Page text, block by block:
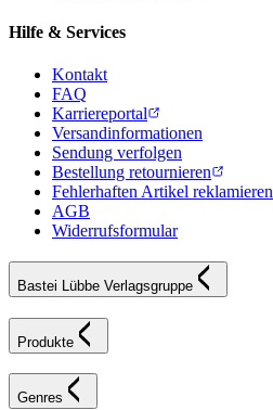
Hilfe & Services
Kontakt
FAQ
Karriereportal
Versandinformationen
Sendung verfolgen
Bestellung retournieren
Fehlerhaften Artikel reklamieren
AGB
Widerrufsformular
Bastei Lübbe Verlagsgruppe
Produkte
Genres